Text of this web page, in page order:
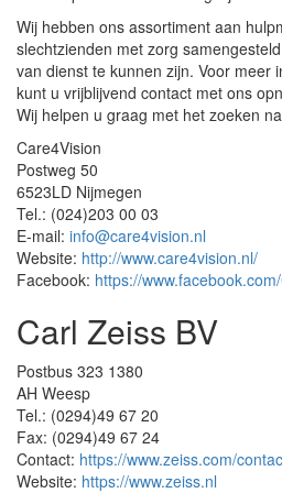
Wij hebben ons assortiment aan
slechtzienden met zorg
van dienst te kunnen zijn. Voor meer
kunt u vrijblijvend contact met ons
Wij helpen u graag met het zoeken
Care4Vision
Postweg 50
6523LD Nijmegen
Tel.: (024)203 00 03
E-mail: info@care4vision.nl
Website: http://www.care4vision.nl/
Facebook: https://
Carl Zeiss BV
Postbus 323 1380
AH Weesp
Tel.: (0294)49 67 20
Fax: (0294)49 67 24
Contact: https://www.zeiss.com/
Website: https://www.zeiss.nl